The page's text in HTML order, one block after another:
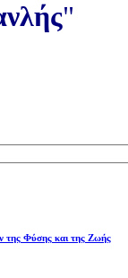
"
της Φύσης και της Ζωής